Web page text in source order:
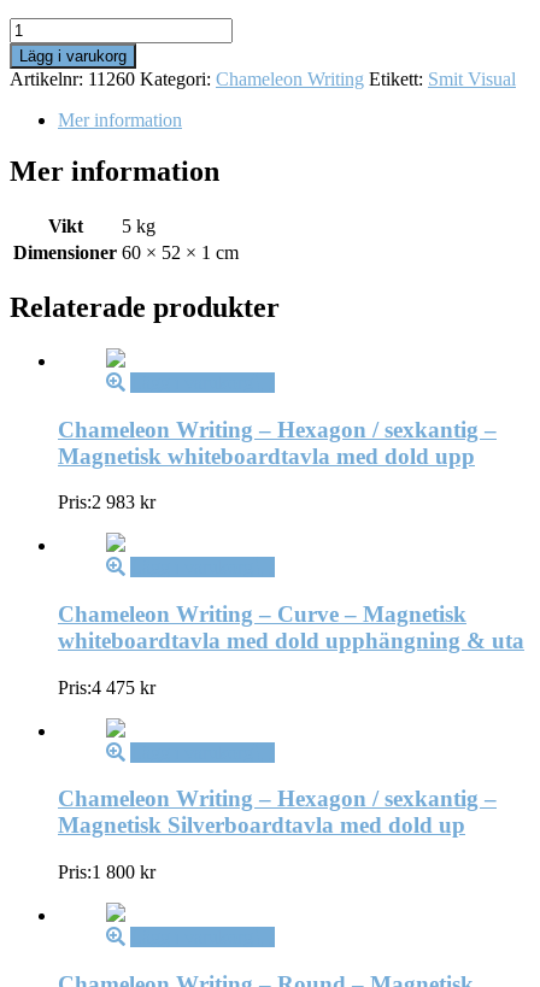
Chameleon
Writing
-
Hexagon
sexkantig
-
Magnetisk
dold
upp
Lägg i varukorg
Artikelnr: 11260 Kategori: Chameleon Writing Etikett: Smit Visual
Mer information
Mer information
Vikt
5 kg
Dimensioner 60 × 52 × 1 cm
Relaterade produkter
Chameleon Writing – Hexagon / sexkantig –
Magnetisk whiteboardtavla med dold upp
Pris:2 983 kr
Chameleon Writing – Curve – Magnetisk
whiteboardtavla med dold upphängning & uta
Pris:4 475 kr
Chameleon Writing – Hexagon / sexkantig –
Magnetisk Silverboardtavla med dold up
Pris:1 800 kr